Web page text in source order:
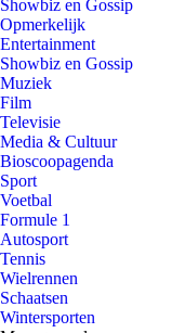
Showbiz en Gossip
Opmerkelijk
Entertainment
Showbiz en Gossip
Muziek
Film
Televisie
Media & Cultuur
Bioscoopagenda
Sport
Voetbal
Formule 1
Autosport
Tennis
Wielrennen
Schaatsen
Wintersporten